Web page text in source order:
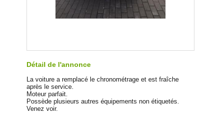
Détail de l'annonce
La voiture a remplacé le chronométrage et est fraîche
après le service.
Moteur parfait.
Possède plusieurs autres équipements non étiquetés.
Venez voir.